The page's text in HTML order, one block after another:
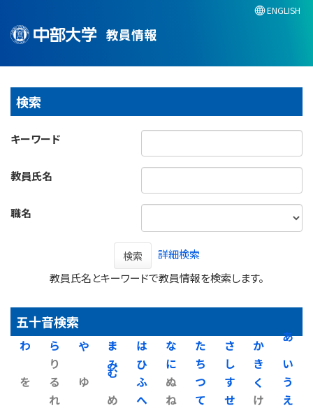
教員情報
ENGLISH
検索
キーワード
教員氏名
職名
検索
詳細検索
教員氏名とキーワードで教員情報を検索します。
五十音検索
あ
い
う
え
か
き
く
け
さ
し
す
せ
た
ち
つ
て
な
に
ぬ
ね
は
ひ
ふ
へ
ま
み
む
め
や
ゆ
ら
り
る
れ
わ
を